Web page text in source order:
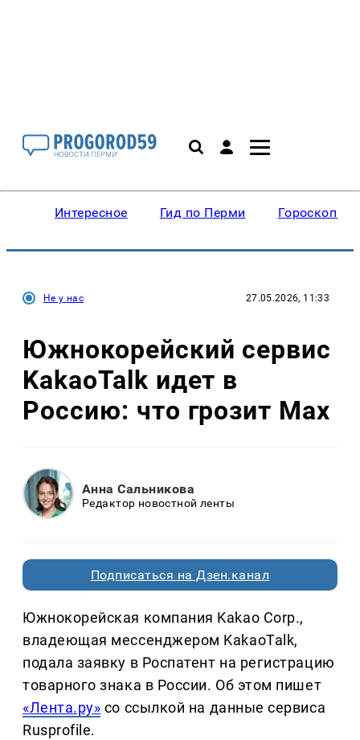
Интересное Гид по Перми Гороскопы
Не у нас 27.05.2026, 11:33
Южнокорейский сервис
KakaoTalk идет в
Россию: что грозит Max
Анна Сальникова
Редактор новостной ленты
Подписаться на Дзен.канал
Южнокорейская компания Kakao Corp.,
владеющая мессенджером KakaoTalk,
подала заявку в Роспатент на регистрацию
товарного знака в России. Об этом пишет
«Лента.ру» со ссылкой на данные сервиса
Rusprofile.